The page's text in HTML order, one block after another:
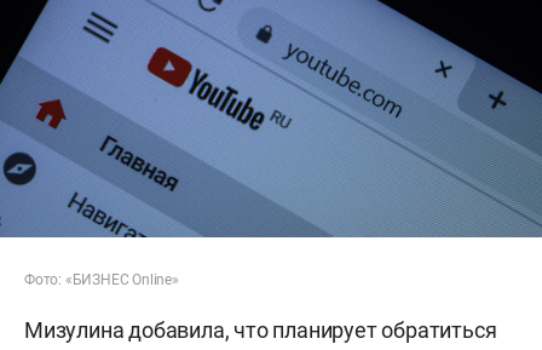
Фото: «БИЗНЕС Online»
Мизулина добавила, что планирует обратиться